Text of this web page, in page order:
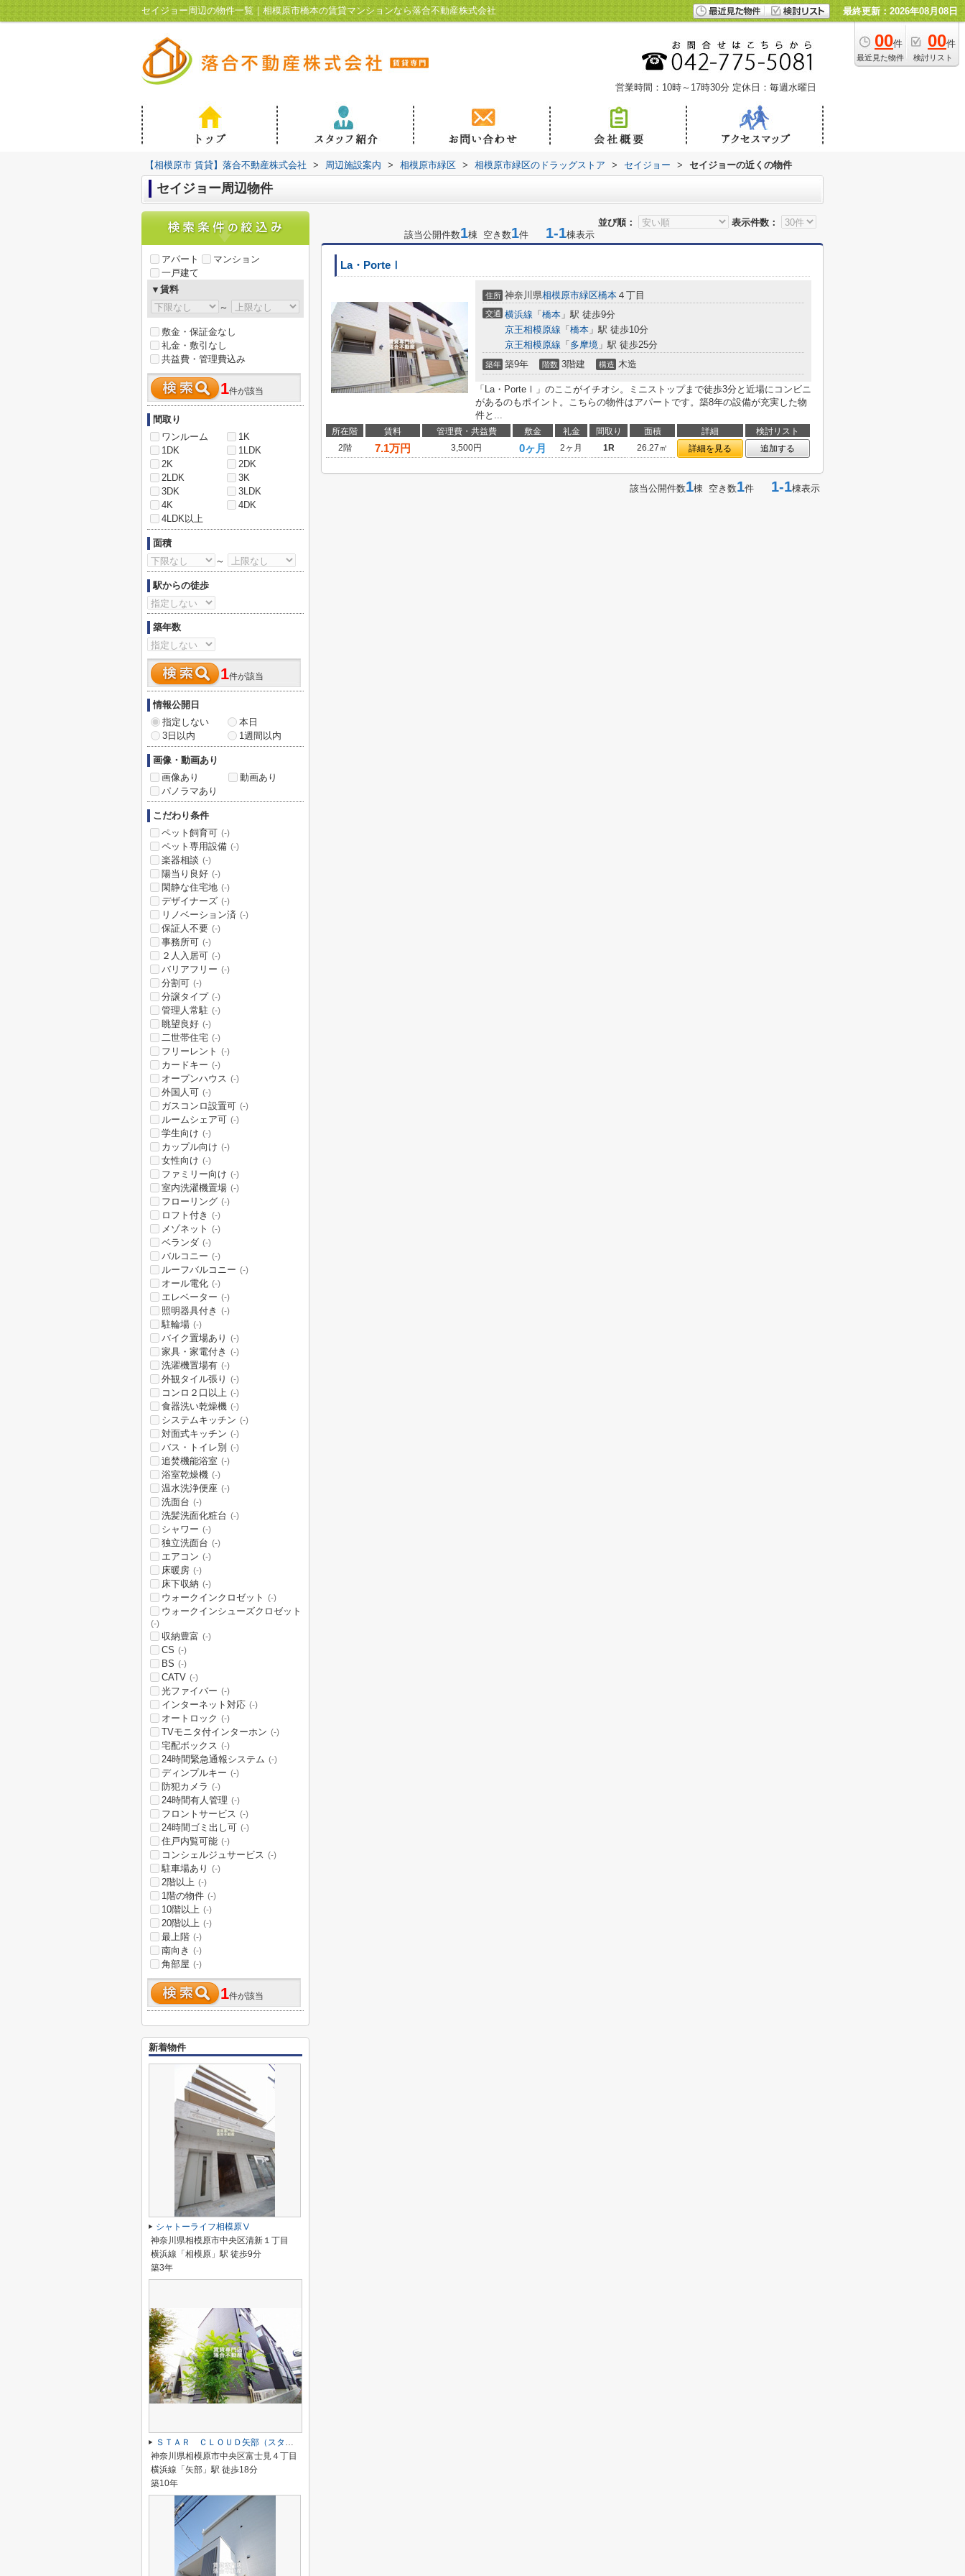
セイジョー周辺の物件一覧｜相模原市橋本の賃貸マンションなら落合不動産株式会社 最終更新：2026年08月08日
00件
最近見た物件
00件
検討リスト
営業時間：10時～17時30分 定休日：毎週水曜日
【相模原市 賃貸】落合不動産株式会社 > 周辺施設案内 > 相模原市緑区 > 相模原市緑区のドラッグストア > セイジョー > セイジョーの近くの物件
セイジョー周辺物件
並び順：
表示件数：
該当公開件数1棟 空き数1件 1-1棟表示
La・PorteⅠ
住所 神奈川県相模原市緑区橋本 ４丁目
交通 横浜線 「 橋本 」駅 徒歩9分
京王相模原線 「 橋本 」駅 徒歩10分
京王相模原線 「 多摩境 」駅 徒歩25分
築年 築9年 階数 3階建 構造 木造
「La・PorteⅠ」のここがイチオシ。ミニストップまで徒歩3分と近場にコンビニ
があるのもポイント。こちらの物件はアパートです。築8年の設備が充実した物
件と...
所在階 賃料 管理費・共益費 敷金 礼金 間取り 面積 詳細
検討リスト
2階
7.1万円 3,500円 0ヶ月 2ヶ月 1R 26.27㎡ 詳細を見る 追加する
該当公開件数1棟 空き数1件 1-1棟表示
アパート
マンション
一戸建て
▼賃料
～
敷金・保証金なし
礼金・敷引なし
共益費・管理費込み
1件が該当
間取り
ワンルーム
1K
1DK
1LDK
2K
2DK
2LDK
3K
3DK
3LDK
4K
4DK
4LDK以上
面積
～
駅からの徒歩
築年数
1件が該当
情報公開日
指定しない
本日
3日以内
1週間以内
画像・動画あり
画像あり
動画あり
パノラマあり
こだわり条件
ペット飼育可 (-)
ペット専用設備 (-)
楽器相談 (-)
陽当り良好 (-)
閑静な住宅地 (-)
デザイナーズ (-)
リノベーション済 (-)
保証人不要 (-)
事務所可 (-)
２人入居可 (-)
バリアフリー (-)
分割可 (-)
分譲タイプ (-)
管理人常駐 (-)
眺望良好 (-)
二世帯住宅 (-)
フリーレント (-)
カードキー (-)
オープンハウス (-)
外国人可 (-)
ガスコンロ設置可 (-)
ルームシェア可 (-)
学生向け (-)
カップル向け (-)
女性向け (-)
ファミリー向け (-)
室内洗濯機置場 (-)
フローリング (-)
ロフト付き (-)
メゾネット (-)
ベランダ (-)
バルコニー (-)
ルーフバルコニー (-)
オール電化 (-)
エレベーター (-)
照明器具付き (-)
駐輪場 (-)
バイク置場あり (-)
家具・家電付き (-)
洗濯機置場有 (-)
外観タイル張り (-)
コンロ２口以上 (-)
食器洗い乾燥機 (-)
システムキッチン (-)
対面式キッチン (-)
バス・トイレ別 (-)
追焚機能浴室 (-)
浴室乾燥機 (-)
温水洗浄便座 (-)
洗面台 (-)
洗髪洗面化粧台 (-)
シャワー (-)
独立洗面台 (-)
エアコン (-)
床暖房 (-)
床下収納 (-)
ウォークインクロゼット (-)
ウォークインシューズクロゼット
(-)
収納豊富 (-)
CS (-)
BS (-)
CATV (-)
光ファイバー (-)
インターネット対応 (-)
オートロック (-)
TVモニタ付インターホン (-)
宅配ボックス (-)
24時間緊急通報システム (-)
ディンプルキー (-)
防犯カメラ (-)
24時間有人管理 (-)
フロントサービス (-)
24時間ゴミ出し可 (-)
住戸内覧可能 (-)
コンシェルジュサービス (-)
駐車場あり (-)
2階以上 (-)
1階の物件 (-)
10階以上 (-)
20階以上 (-)
最上階 (-)
南向き (-)
角部屋 (-)
1件が該当
新着物件
シャトーライフ相模原Ⅴ
神奈川県相模原市中央区清新１丁目
横浜線「相模原」駅 徒歩9分
築3年
ＳＴＡＲ ＣＬＯＵＤ矢部（スタークラウド矢部）
神奈川県相模原市中央区富士見４丁目
横浜線「矢部」駅 徒歩18分
築10年